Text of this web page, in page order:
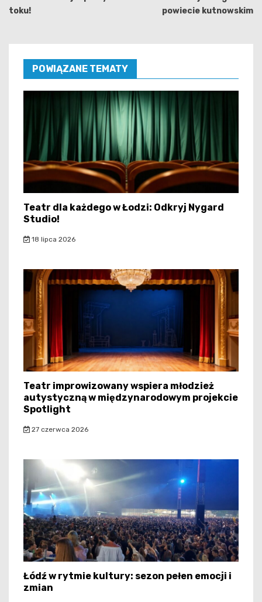
toku!
powiecie kutnowskim
POWIĄZANE TEMATY
Teatr dla każdego w Łodzi: Odkryj Nygard
Studio!
18 lipca 2026
Teatr improwizowany wspiera młodzież
autystyczną w międzynarodowym projekcie
Spotlight
27 czerwca 2026
Łódź w rytmie kultury: sezon pełen emocji i
zmian